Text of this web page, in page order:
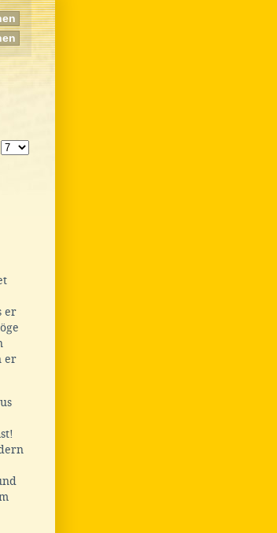
er
er